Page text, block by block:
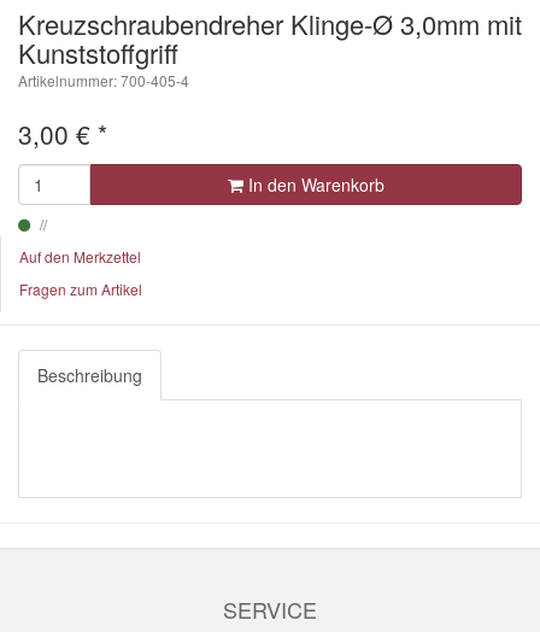
Kreuzschraubendreher Klinge-Ø 3,0mm mit
Kunststoffgriff
Artikelnummer: 700-405-4
3,00 € *
In den Warenkorb
Auf den Merkzettel
Fragen zum Artikel
Beschreibung
SERVICE